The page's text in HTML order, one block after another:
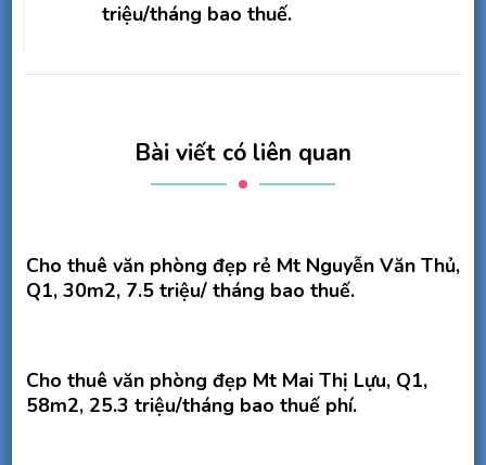
triệu/tháng bao thuế.
Bài viết có liên quan
Cho thuê văn phòng đẹp rẻ Mt Nguyễn Văn Thủ,
Q1, 30m2, 7.5 triệu/ tháng bao thuế.
Cho thuê văn phòng đẹp Mt Mai Thị Lựu, Q1,
58m2, 25.3 triệu/tháng bao thuế phí.